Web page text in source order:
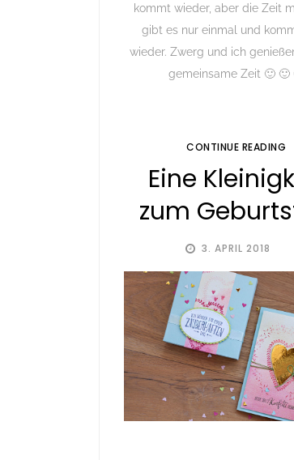
3. APRIL 2018
Eine
zum
kommt wieder, aber die Zeit
gibt es nur einmal und
wieder. Zwerg und ich
gemeinsame Zeit 🙂 🙂
CONTINUE READING